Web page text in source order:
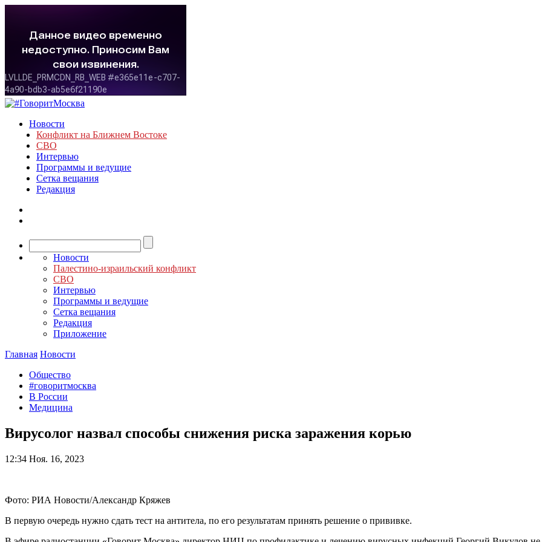
Новости
Конфликт на Ближнем Востоке
СВО
Интервью
Программы и ведущие
Сетка вещания
Редакция
Новости
Палестино-израильский конфликт
СВО
Интервью
Программы и ведущие
Сетка вещания
Редакция
Приложение
Главная Новости
Общество
#говоритмосква
В России
Медицина
Вирусолог назвал способы снижения риска заражения корью
12:34 Ноя. 16, 2023
Фото: РИА Новости/Александр Кряжев
В первую очередь нужно сдать тест на антитела, по его результатам принять решение о прививке.